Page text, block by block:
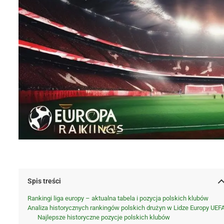
Spis treści
Rankingi liga europy – aktualna tabela i pozycja polskich klubów
Analiza historycznych rankingów polskich drużyn w Lidze Europy
Najlepsze historyczne pozycje polskich klubów